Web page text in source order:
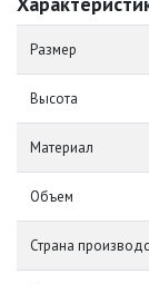
Размер
Высота
Материал
Объем
Страна